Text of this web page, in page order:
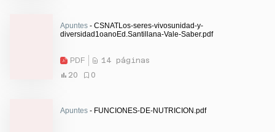
Apuntes - CSNATLos-seres-vivosunidad-y-
diversidad1oanoEd.Santillana-Vale-Saber.pdf
PDF
14 páginas
20
0
Apuntes - FUNCIONES-DE-NUTRICION.pdf